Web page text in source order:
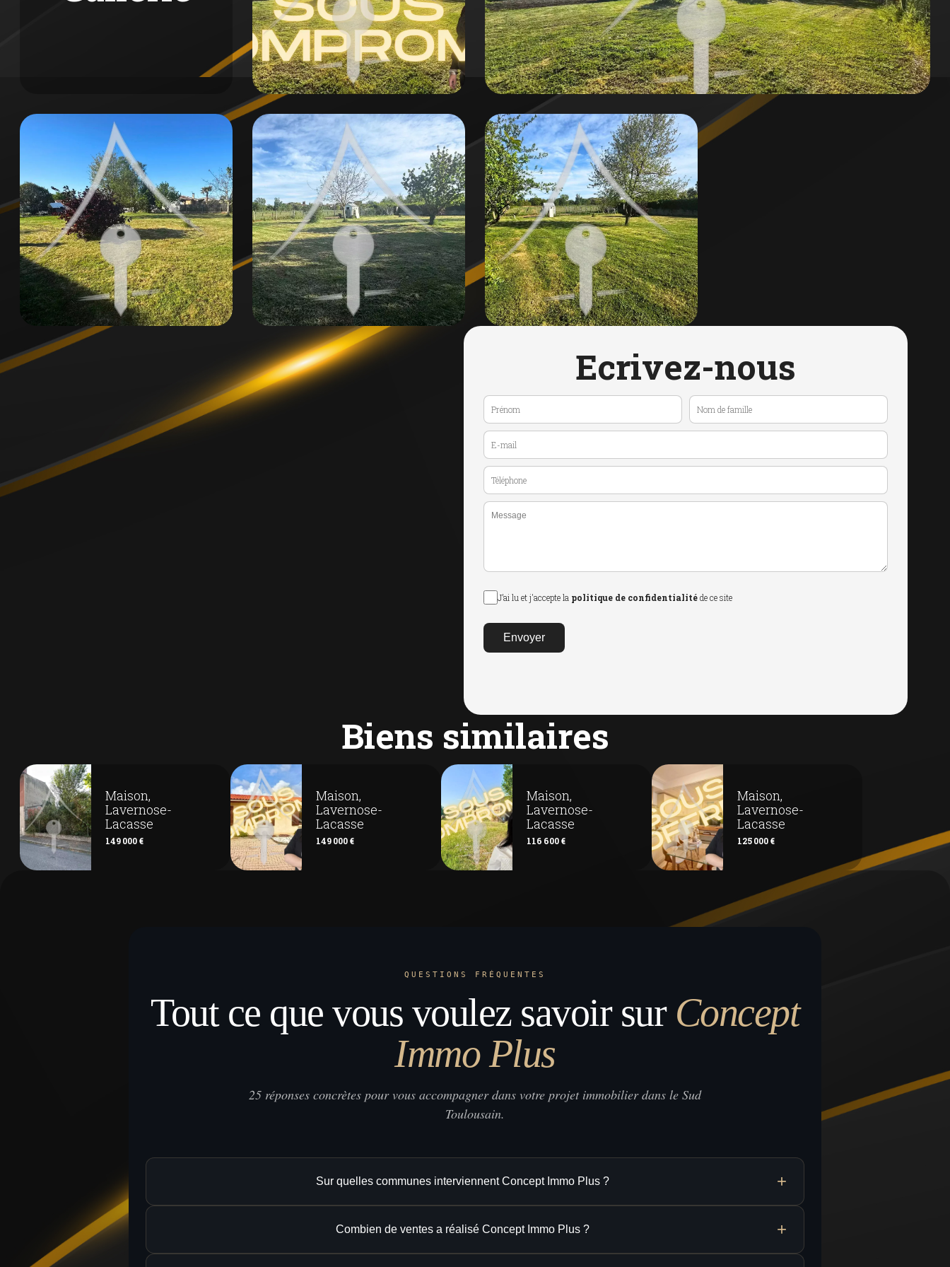
À VENIR VOIR RAPIDEMENT ! Cette opportunité terrain constructible ne restera pas longtemps disponible
Contactez notre agence immobilière dès maintenant pour programmer votre visite et saisir cette opportunité
Ecrivez-nous
J’ai lu et j'accepte la politique de confidentialitéde ce site
Envoyer
Biens similaires
Maison,
Lavernose-
Lacasse
149 000 €
Maison,
Lavernose-
Lacasse
149 000 €
Maison,
Lavernose-
Lacasse
116 600 €
Maison,
Lavernose-
Lacasse
125 000 €
QUESTIONS FRÉQUENTES
Tout ce que vous voulez savoir sur Concept
Immo Plus
25 réponses concrètes pour vous accompagner dans votre projet immobilier dans le Sud
Toulousain.
Sur quelles communes interviennent Concept Immo Plus ?
Combien de ventes a réalisé Concept Immo Plus ?